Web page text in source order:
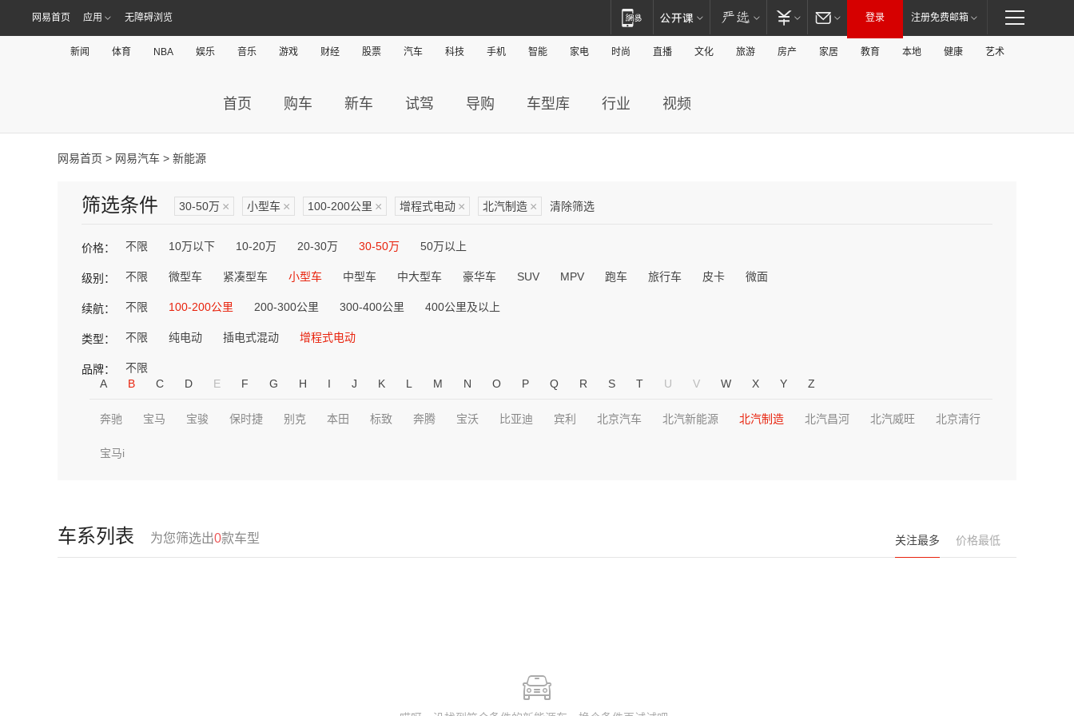
网易首页 应用 无障碍浏览 登录 注册免费邮箱
新闻 体育 NBA 娱乐 音乐 游戏 财经 股票 汽车 科技 手机 智能 家电 时尚 直播 文化 旅游 房产 家居 教育 本地 健康 艺术
首页 购车 新车 试驾 导购 车型库 行业 视频
网易首页 > 网易汽车 > 新能源
筛选条件 30-50万 × 小型车 × 100-200公里 × 增程式电动 × 北汽制造 × 清除筛选
价格： 不限 10万以下 10-20万 20-30万 30-50万 50万以上
级别： 不限 微型车 紧凑型车 小型车 中型车 中大型车 豪华车 SUV MPV 跑车 旅行车 皮卡 微面
续航： 不限 100-200公里 200-300公里 300-400公里 400公里及以上
类型： 不限 纯电动 插电式混动 增程式电动
品牌：
不限
A
B C D E F G H I J K L M N O P Q R S T U V W X Y Z
奔驰 宝马 宝骏 保时捷 别克 本田 标致 奔腾 宝沃 比亚迪 宾利 北京汽车 北汽新能源 北汽制造 北汽昌河 北汽威旺 北京清行
宝马i
车系列表 为您筛选出0款车型 关注最多 价格最低